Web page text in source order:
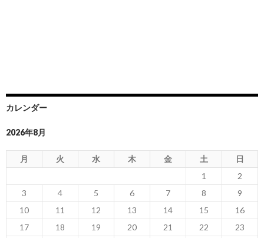
カレンダー
2026年8月
月 火 水 木 金 土
日
1
2
3
4 5 6 7 8
9
10
11 12 13 14 15
16
17
18 19 20 21 22
23